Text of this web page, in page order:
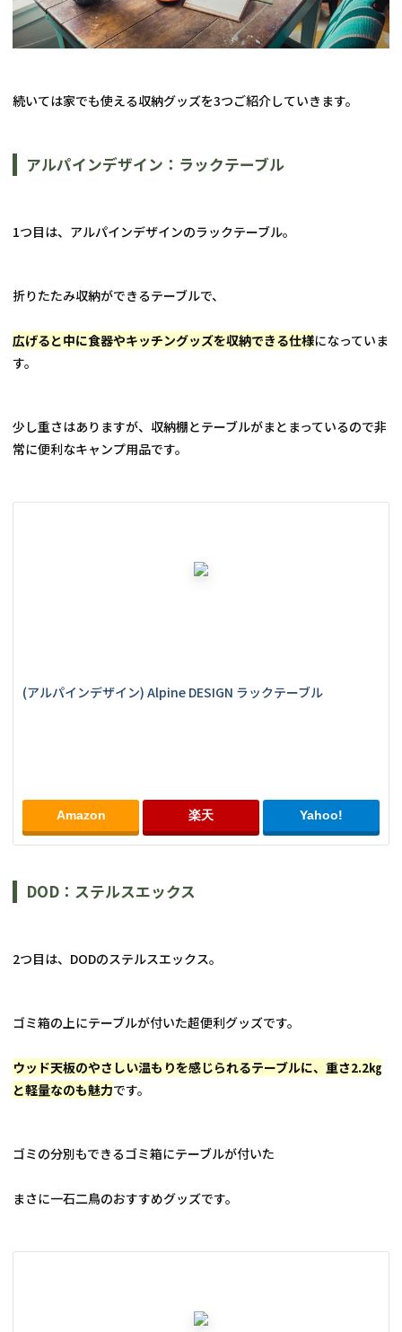
続いては家でも使える収納グッズを3つご紹介していきます。
アルパインデザイン：ラックテーブル
1つ目は、アルパインデザインのラックテーブル。
折りたたみ収納ができるテーブルで、
広げると中に食器やキッチングッズを収納できる仕様になっていま
す。
少し重さはありますが、収納棚とテーブルがまとまっているので非
常に便利なキャンプ用品です。
(アルパインデザイン) Alpine DESIGN ラックテーブル
Amazon 楽天 Yahoo!
DOD：ステルスエックス
2つ目は、DODのステルスエックス。
ゴミ箱の上にテーブルが付いた超便利グッズです。
ウッド天板のやさしい温もりを感じられるテーブルに、重さ2.2㎏
と軽量なのも魅力です。
ゴミの分別もできるゴミ箱にテーブルが付いた
まさに一石二鳥のおすすめグッズです。